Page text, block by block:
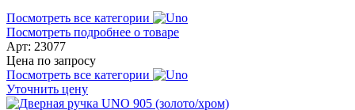
Посмотреть все категории
Посмотреть подробнее о товаре
Арт: 23077
Цена по запросу
Посмотреть все категории
Уточнить цену